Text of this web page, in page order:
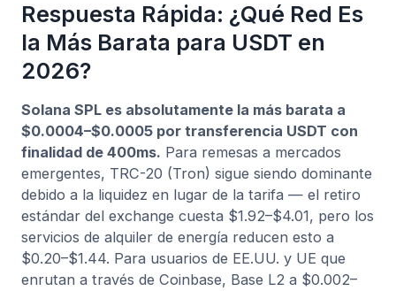
Respuesta Rápida: ¿Qué Red Es
la Más Barata para USDT en
2026?
Solana SPL es absolutamente la más barata a
$0.0004–$0.0005 por transferencia USDT con
finalidad de 400ms. Para remesas a mercados
emergentes, TRC-20 (Tron) sigue siendo dominante
debido a la liquidez en lugar de la tarifa — el retiro
estándar del exchange cuesta $1.92–$4.01, pero los
servicios de alquiler de energía reducen esto a
$0.20–$1.44. Para usuarios de EE.UU. y UE que
enrutan a través de Coinbase, Base L2 a $0.002–